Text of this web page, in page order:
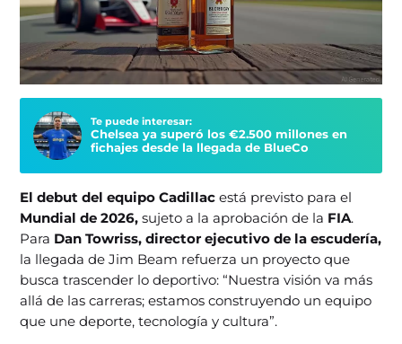
Te puede interesar:
Chelsea ya superó los €2.500 millones en
fichajes desde la llegada de BlueCo
El debut del equipo Cadillac está previsto para el
Mundial de 2026, sujeto a la aprobación de la FIA.
Para Dan Towriss, director ejecutivo de la escudería,
la llegada de Jim Beam refuerza un proyecto que
busca trascender lo deportivo: “Nuestra visión va más
allá de las carreras; estamos construyendo un equipo
que une deporte, tecnología y cultura”.